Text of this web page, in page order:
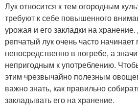
Лук относится к тем огородным
требуют к себе повышенного
урожая и его закладки на
репчатый лук очень часто начинает
непосредственно в погребе, а
непригодным к употреблению.
этим чрезвычайно полезным
важно знать, как правильно
закладывать его на хранение.